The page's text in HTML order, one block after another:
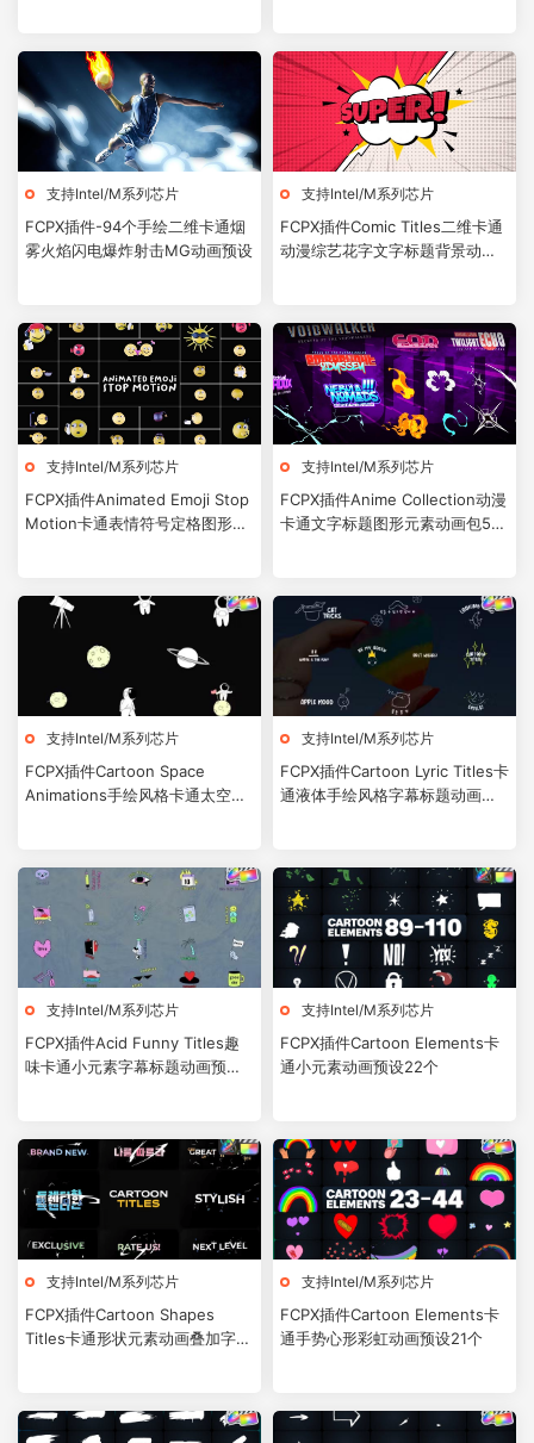
支持Intel/M系列芯片
FCPX插件-94个手绘二维卡通烟
雾火焰闪电爆炸射击MG动画预设
支持Intel/M系列芯片
FCPX插件Comic Titles二维卡通
动漫综艺花字文字标题背景动画
支持Intel/M系列芯片
FCPX插件Animated Emoji Stop
Motion卡通表情符号定格图形动
支持Intel/M系列芯片
FCPX插件Anime Collection动漫
卡通文字标题图形元素动画包50
支持Intel/M系列芯片
FCPX插件Cartoon Space
Animations手绘风格卡通太空元
支持Intel/M系列芯片
FCPX插件Cartoon Lyric Titles卡
通液体手绘风格字幕标题动画预
支持Intel/M系列芯片
FCPX插件Acid Funny Titles趣
味卡通小元素字幕标题动画预设
支持Intel/M系列芯片
FCPX插件Cartoon Elements卡
通小元素动画预设22个
支持Intel/M系列芯片
FCPX插件Cartoon Shapes
Titles卡通形状元素动画叠加字幕
支持Intel/M系列芯片
FCPX插件Cartoon Elements卡
通手势心形彩虹动画预设21个